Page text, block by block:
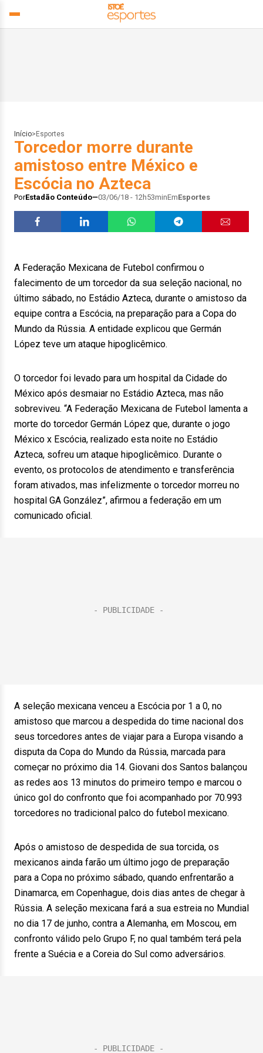
Início> Esportes
Torcedor morre durante
amistoso entre México e
Escócia no Azteca
PorEstadão Conteúdo 03/06/18 - 12h53minEmEsportes
A Federação Mexicana de Futebol confirmou o
falecimento de um torcedor da sua seleção nacional, no
último sábado, no Estádio Azteca, durante o amistoso da
equipe contra a Escócia, na preparação para a Copa do
Mundo da Rússia. A entidade explicou que Germán
López teve um ataque hipoglicêmico.
O torcedor foi levado para um hospital da Cidade do
México após desmaiar no Estádio Azteca, mas não
sobreviveu. “A Federação Mexicana de Futebol lamenta a
morte do torcedor Germán López que, durante o jogo
México x Escócia, realizado esta noite no Estádio
Azteca, sofreu um ataque hipoglicêmico. Durante o
evento, os protocolos de atendimento e transferência
foram ativados, mas infelizmente o torcedor morreu no
hospital GA González”, afirmou a federação em um
comunicado oficial.
A seleção mexicana venceu a Escócia por 1 a 0, no
amistoso que marcou a despedida do time nacional dos
seus torcedores antes de viajar para a Europa visando a
disputa da Copa do Mundo da Rússia, marcada para
começar no próximo dia 14. Giovani dos Santos balançou
as redes aos 13 minutos do primeiro tempo e marcou o
único gol do confronto que foi acompanhado por 70.993
torcedores no tradicional palco do futebol mexicano.
Após o amistoso de despedida de sua torcida, os
mexicanos ainda farão um último jogo de preparação
para a Copa no próximo sábado, quando enfrentarão a
Dinamarca, em Copenhague, dois dias antes de chegar à
Rússia. A seleção mexicana fará a sua estreia no Mundial
no dia 17 de junho, contra a Alemanha, em Moscou, em
confronto válido pelo Grupo F, no qual também terá pela
frente a Suécia e a Coreia do Sul como adversários.